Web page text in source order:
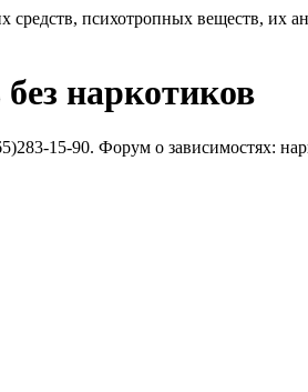
средств, психотропных веществ, их
наркотиков
15-90. Форум о зависимостях: